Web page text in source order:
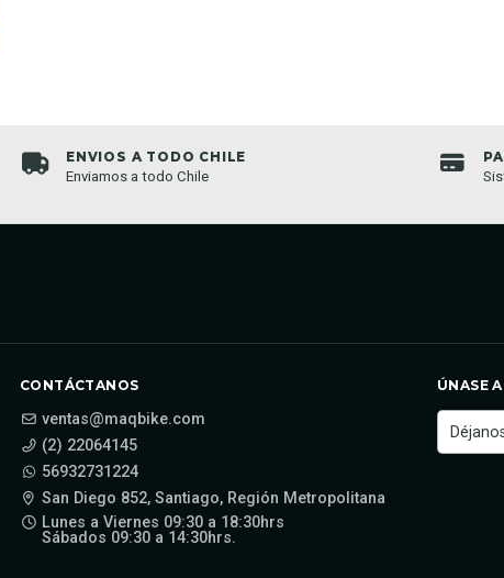
ENVIOS A TODO CHILE
Enviamos a todo Chile
CONTÁCTANOS
ventas@maqbike.com
(2) 22064145
56932731224
San Diego 852, Santiago, Región Metropolitana
Lunes a Viernes 09:30 a 18:30hrs
Sábados 09:30 a 14:30hrs.
ÚNASE